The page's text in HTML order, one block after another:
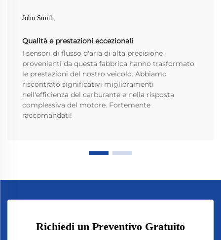
John Smith
Qualità e prestazioni eccezionali
I sensori di flusso d'aria di alta precisione
provenienti da questa fabbrica hanno trasformato
le prestazioni del nostro veicolo. Abbiamo
riscontrato significativi miglioramenti
nell'efficienza del carburante e nella risposta
complessiva del motore. Fortemente
raccomandati!
Richiedi un Preventivo Gratuito